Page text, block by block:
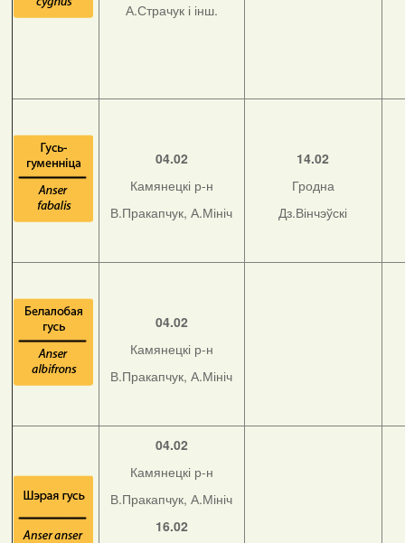
А.Страчук і інш.
04.02
Камянецкі р-н
В.Пракапчук, А.Мініч
14.02
Гродна
Дз.Вінчэўскі
04.02
Камянецкі р-н
В.Пракапчук, А.Мініч
04.02
Камянецкі р-н
В.Пракапчук, А.Мініч
16.02